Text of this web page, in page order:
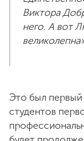
Виктора
него. А вот
Это был первый
студентов